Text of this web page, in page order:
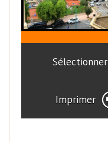
Sélectionner
Imprimer